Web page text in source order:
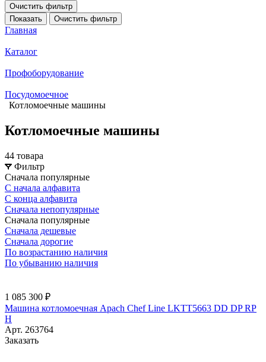
Очистить фильтр
Показать
Очистить фильтр
Главная
Каталог
Профоборудование
Посудомоечное
Котломоечные машины
Котломоечные машины
44 товара
Фильтр
Сначала популярные
С начала алфавита
С конца алфавита
Сначала непопулярные
Сначала популярные
Сначала дешевые
Сначала дорогие
По возрастанию наличия
По убыванию наличия
1 085 300 ₽
Машина котломоечная Apach Chef Line LKTT5663 DD DP RP
H
Арт. 263764
Заказать